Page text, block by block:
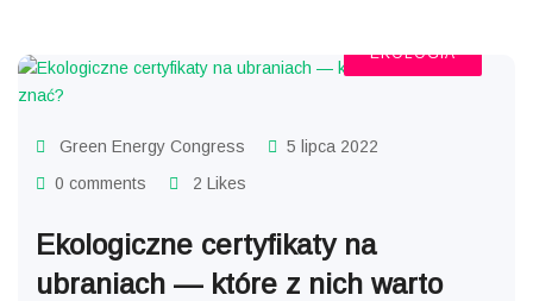
EKOLOGIA
Green Energy Congress
5 lipca 2022
0 comments
2 Likes
Ekologiczne certyfikaty na
ubraniach — które z nich warto